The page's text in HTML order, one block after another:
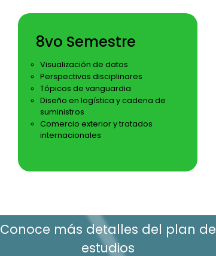
8vo Semestre
Visualización de datos
Perspectivas disciplinares
Tópicos de vanguardia
Diseño en logística y cadena de
suministros
Comercio exterior y tratados
internacionales
Conoce más detalles del plan de
estudios